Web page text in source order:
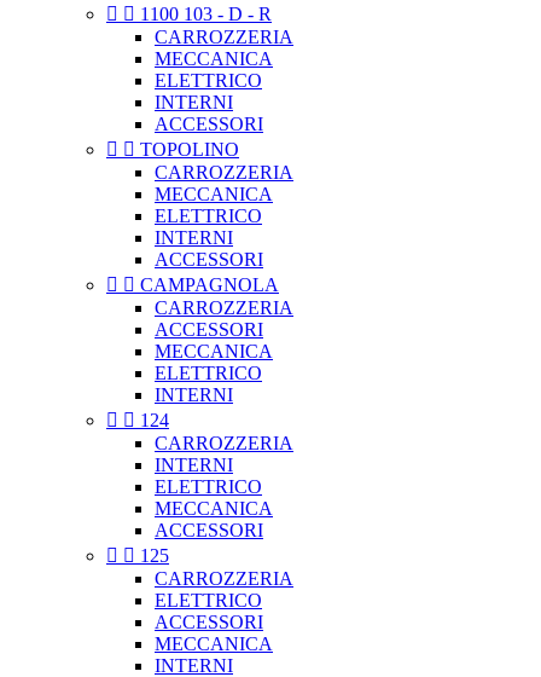
  1100 103 - D - R
CARROZZERIA
MECCANICA
ELETTRICO
INTERNI
ACCESSORI
  TOPOLINO
CARROZZERIA
MECCANICA
ELETTRICO
INTERNI
ACCESSORI
  CAMPAGNOLA
CARROZZERIA
ACCESSORI
MECCANICA
ELETTRICO
INTERNI
  124
CARROZZERIA
INTERNI
ELETTRICO
MECCANICA
ACCESSORI
  125
CARROZZERIA
ELETTRICO
ACCESSORI
MECCANICA
INTERNI